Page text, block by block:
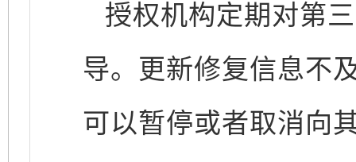
授权机构定期对第
导。更新修复信息不
可以暂停或者取消向